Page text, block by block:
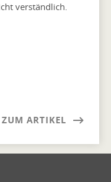
verständlich.
ZUM ARTIKEL